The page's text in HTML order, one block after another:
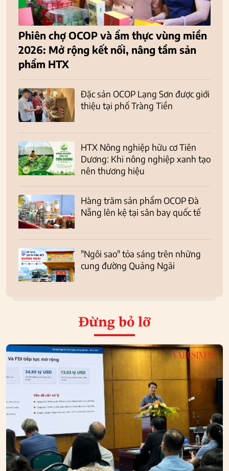
Phiên chợ OCOP và ẩm thực vùng miền
2026: Mở rộng kết nối, nâng tầm sản
phẩm HTX
Đặc sản OCOP Lạng Sơn được giới
thiệu tại phố Tràng Tiền
HTX Nông nghiệp hữu cơ Tiên
Dương: Khi nông nghiệp xanh tạo
nên thương hiệu
Hàng trăm sản phẩm OCOP Đà
Nẵng lên kệ tại sân bay quốc tế
"Ngôi sao" tỏa sáng trên những
cung đường Quảng Ngãi
Đừng bỏ lỡ